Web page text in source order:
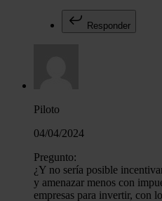
Responder
Piloto
04/04/2024
Pregunto:
¿Y no sería posible
y amenazar menos con
empresas para invertir, con